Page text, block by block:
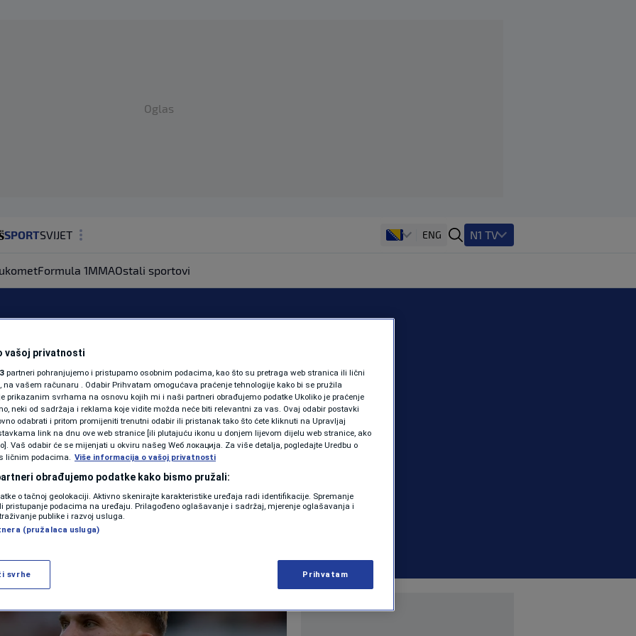
Oglas
SPORTSVIJET
ZDRAVLJE
SHOWBIZ
KOLUMNE
PODCAST
N1 SPECIJAL
FENOMENI
NEISTRAŽENO
VIRALNO
VIDEO
ENG N1 TV
Formula 1MMAOstali sportovi
i Liverpoola
spisak za
NOGOMET 0 komentara
Više
vašoj privatnosti
partneri pohranjujemo i pristupamo osobnim podacima, kao što su pretraga web stranica ili lični
na vašem računaru . Odabir Prihvatam omogućava praćenje tehnologije kako bi se pružila
prikazanim svrhama na osnovu kojih mi i naši partneri obrađujemo podatke Ukoliko je praćenje
neki od sadržaja i reklama koje vidite možda neće biti relevantni za vas. Ovaj odabir postavki
odabrati i pritom promijeniti trenutni odabir ili pristanak tako što ćete kliknuti na Upravljaj
link na dnu ove web stranice [ili plutajuću ikonu u donjem lijevom dijelu web stranice, ako
Vaš odabir će se mijenjati u okviru našeg Wеб локација. Za više detalja, pogledajte Uredbu o
ličnim podacima. Više informacija o vašoj privatnosti
obrađujemo podatke kako bismo pružali:
o tačnoj geolokaciji. Aktivno skenirajte karakteristike uređaja radi identifikacije. Spremanje
pristupanje podacima na uređaju. Prilagođeno oglašavanje i sadržaj, mjerenje oglašavanja i
publike i razvoj usluga.
(pružalaca usluga)
svrhe Prihvatam